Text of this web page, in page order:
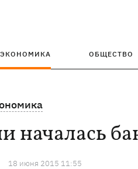
ЭКОНОМИКА ОБЩЕСТВО
началась
18 июня 2015 11:55